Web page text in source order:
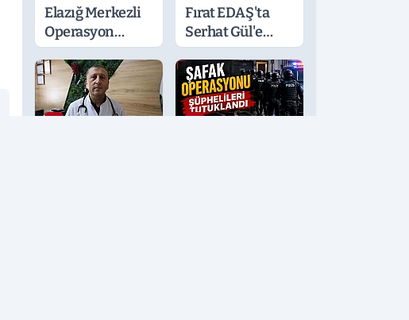
Elazığ Merkezli
Operasyon
Malatya ve
Kocaeli’ne
Sıçradı: Detaylar
Merak Konusu
Fırat EDAŞ'ta
Serhat Gül'e
Önemli Görev